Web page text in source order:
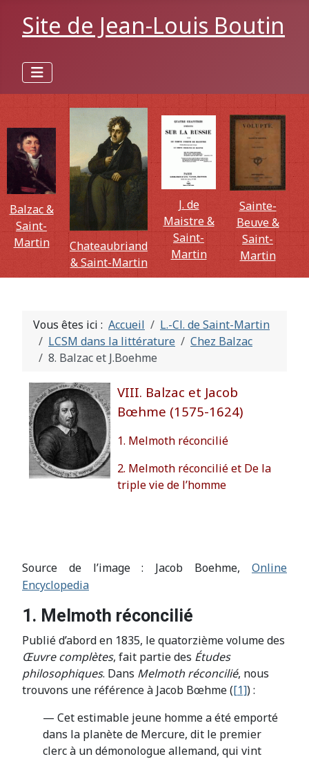
Site de Jean-Louis Boutin
Balzac &
Saint-
Martin
Chateaubriand
& Saint-Martin
J. de
Maistre &
Saint-
Martin
Sainte-
Beuve &
Saint-
Martin
Vous êtes ici : Accueil
L.-Cl. de Saint-Martin
LCSM dans la littérature
Chez Balzac
8. Balzac et J.Boehme
VIII. Balzac et Jacob
Bœhme (1575-1624)
1. Melmoth réconcilié
2. Melmoth réconcilié et De la
triple vie de l’homme
Source de l’image : Jacob Boehme, Online
Encyclopedia
1. Melmoth réconcilié
Publié d’abord en 1835, le quatorzième volume des
Œuvre complètes, fait partie des Études
philosophiques. Dans Melmoth réconcilié, nous
trouvons une référence à Jacob Bœhme ([1]) :
— Cet estimable jeune homme a été emporté
dans la planète de Mercure, dit le premier
clerc à un démonologue allemand, qui vint